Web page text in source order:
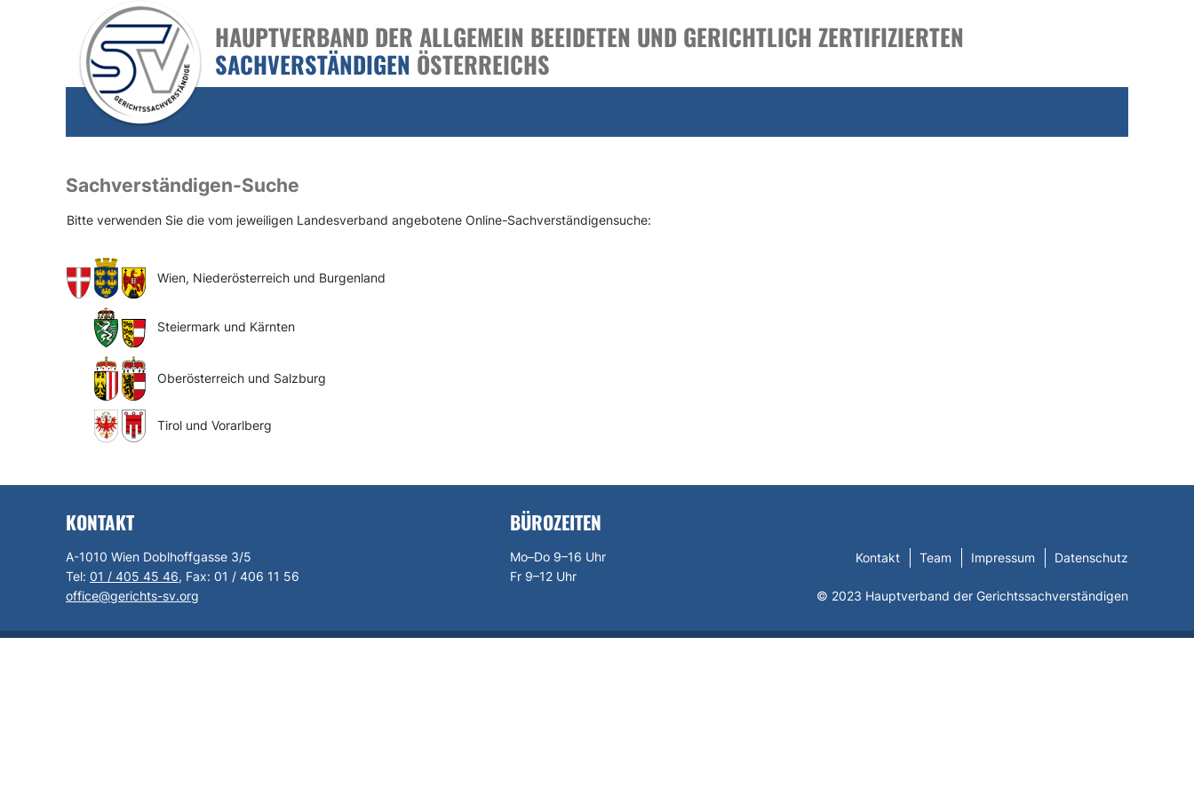
HAUPTVERBAND DER ALLGEMEIN BEEIDETEN UND GERICHTLICH ZERTIFIZIERTEN
SACHVERSTÄNDIGEN ÖSTERREICHS
Sachverständigen-Suche
Bitte verwenden Sie die vom jeweiligen Landesverband angebotene Online-Sachverständigensuche:
Wien, Niederösterreich und Burgenland
Steiermark und Kärnten
Oberösterreich und Salzburg
Tirol und Vorarlberg
KONTAKT
A-1010 Wien Doblhoffgasse 3/5
Tel: 01 / 405 45 46, Fax: 01 / 406 11 56
office@gerichts-sv.org
BÜROZEITEN
Mo–Do 9–16 Uhr
Fr 9–12 Uhr
Kontakt Team Impressum Datenschutz
© 2023 Hauptverband der Gerichtssachverständigen